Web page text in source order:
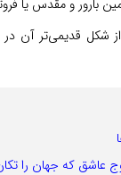
زمین بارور و مقدس یا
شکل قدیمی‌تر آن